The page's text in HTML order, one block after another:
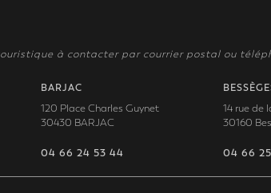
à contacter par courrier postal ou
BARJAC
120 Place Charles Guynet
30430 BARJAC
04 66 24 53 44
14 rue de
30160
04 66